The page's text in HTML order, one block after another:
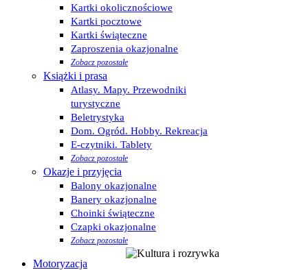
Kartki okolicznościowe
Kartki pocztowe
Kartki świąteczne
Zaproszenia okazjonalne
Zobacz pozostałe
Książki i prasa
Atlasy. Mapy. Przewodniki
turystyczne
Beletrystyka
Dom. Ogród. Hobby. Rekreacja
E-czytniki. Tablety
Zobacz pozostałe
Okazje i przyjęcia
Balony okazjonalne
Banery okazjonalne
Choinki świąteczne
Czapki okazjonalne
Zobacz pozostałe
Motoryzacja